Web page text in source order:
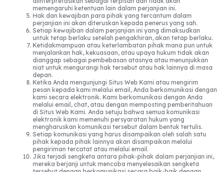
memengaruhi ketentuan lain dalam perjanjian ini.
Hak dan kewajiban para pihak yang tercantum dalam
perjanjian ini akan diteruskan kepada penerus yang sah.
Setiap kewajiban dalam perjanjian ini yang dimaksudkan
untuk tetap berlaku setelah pengakhiran, akan tetap berlaku.
Ketidakmampuan atau keterlambatan pihak mana pun untuk
menjalankan hak, kekuasaan, atau upaya hukum tidak akan
dianggap sebagai pembebasan atasnya atau menunjukkan
niat untuk mengurangi hak tersebut atau hak lainnya di masa
depan.
Ketika Anda mengunjungi Situs Web Kami atau mengirim
pesan kepada kami melalui email, Anda berkomunikasi dengan
kami secara elektronik. Kami berkomunikasi dengan Anda
melalui email, chat, atau dengan memposting pemberitahuan
di Situs Web Kami. Anda setuju bahwa semua komunikasi
elektronik kami memenuhi persyaratan hukum yang
mengharuskan komunikasi tersebut dalam bentuk tertulis.
Setiap komunikasi yang harus disampaikan oleh salah satu
pihak kepada pihak lainnya akan disampaikan melalui
pengiriman tercatat atau melalui email.
Jika terjadi sengketa antara pihak-pihak dalam perjanjian ini,
mereka berjanji untuk mencoba menyelesaikan sengketa